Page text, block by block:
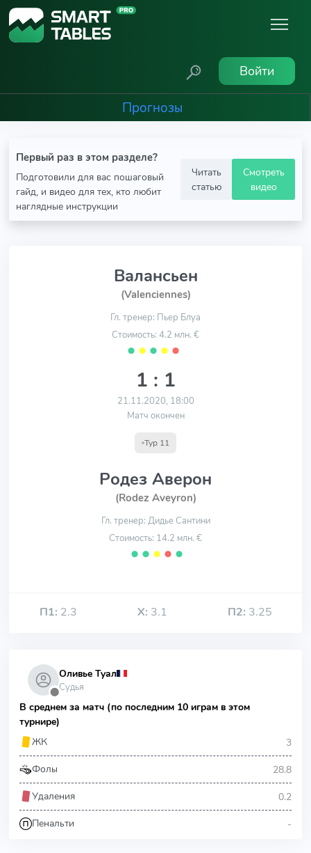
Войти
Прогнозы
Первый раз в этом разделе?
Подготовили для вас пошаговый
гайд, и видео для тех, кто любит
наглядные инструкции
Читать
статью
Смотреть
видео
Валансьен
(Valenciennes)
Гл. тренер: Пьер Блуа
Стоимость: 4.2 млн. €
⬤ ⬤ ⬤ ⬤ ⬤
1 : 1
21.11.2020, 18:00
Матч окончен
Тур 11
Родез Аверон
(Rodez Aveyron)
Гл. тренер: Дидье Сантини
Стоимость: 14.2 млн. €
⬤ ⬤ ⬤ ⬤ ⬤
П1: 2.3 Х: 3.1 П2: 3.25
⬤
Оливье Туал
Судья
В среднем за матч (по последним 10 играм в этом
турнире)
ЖК
3
Фолы 28.8
Удаления 0.2
Пенальти -